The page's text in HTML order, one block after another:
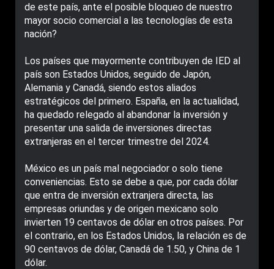
de este país, ante el posible bloqueo de nuestro
mayor socio comercial a las tecnologías de esta
nación?
Los países que mayormente contribuyen de IED al
país son Estados Unidos, seguido de Japón,
Alemania y Canadá, siendo estos aliados
estratégicos del primero. España, en la actualidad,
ha quedado relegado al abandonar la inversión y
presentar una salida de inversiones directas
extranjeras en el tercer trimestre del 2024.
México es un país mal negociador o solo tiene
conveniencias. Esto se debe a que, por cada dólar
que entra de inversión extranjera directa, las
empresas oriundas y de origen mexicano solo
invierten 19 centavos de dólar en otros países. Por
el contrario, en los Estados Unidos, la relación es de
90 centavos de dólar, Canadá de 1.50, y China de 1
dólar.